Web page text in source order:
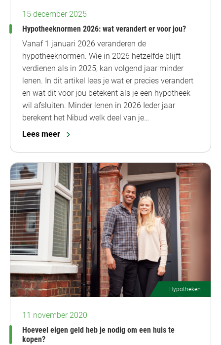
15 december 2025
Hypotheeknormen 2026: wat verandert er voor jou?
Vanaf 1 januari 2026 veranderen de
hypotheeknormen. Wie in 2026 hetzelfde blijft
verdienen als in 2025, kan volgend jaar minder
lenen. In dit artikel lees je wat er precies verandert
en wat dit voor jou betekent als je een hypotheek
wil afsluiten. Minder lenen in 2026 Ieder jaar
berekent het Nibud welk deel van je…
Lees meer
Hypotheken
11 november 2020
Hoeveel eigen geld heb je nodig om een huis te
kopen?